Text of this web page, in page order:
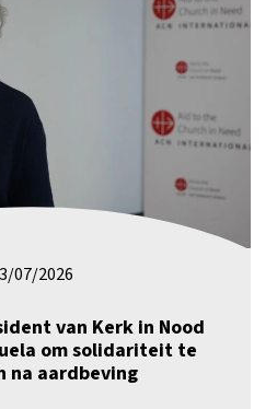
07/2026
van Kerk in Nood
om solidariteit te
na aardbeving